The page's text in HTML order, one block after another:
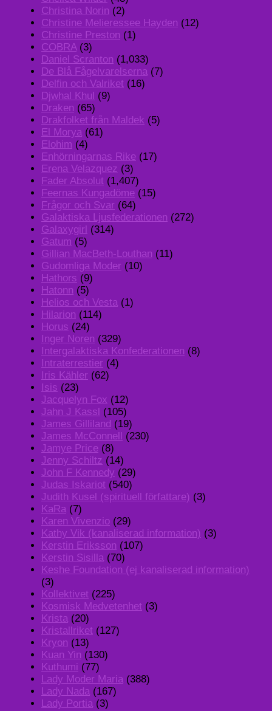
Christina Norin (2)
Christine Melieressee Hayden (12)
Christine Preston (1)
COBRA(3)
Daniel Scranton (1,033)
De Blå Fågelvarelserna (7)
Delfin och Valriket (16)
Djwhal Khul (9)
Draken (65)
Drakfolket från Maldek (5)
El Morya (61)
Elohim (4)
Enhörningarnas Rike (17)
Erena Velazquez (3)
Fader Absolut (1,407)
Feernas Kungadöme (15)
Frågor och Svar (64)
Galaktiska Ljusfederationen (272)
Galaxygirl (314)
Gatum (5)
Gillian MacBeth-Louthan (11)
Gudomliga Moder (10)
Hathors (9)
Hatonn (5)
Helios och Vesta (1)
Hilarion (114)
Horus (24)
Inger Noren (329)
Intergalaktiska Konfederationen (8)
Intraterrestier (4)
Iris Kähler (62)
Isis (23)
Jacquelyn Fox (12)
Jahn J Kassl (105)
James Gilliland (19)
James McConnell (230)
Jamye Price (8)
Jenny Schiltz (14)
John F Kennedy (29)
Judas Iskariot (540)
Judith Kusel (spirituell författare) (3)
KaRa (7)
Karen Vivenzio (29)
Kathy Vik (kanaliserad information) (3)
Kerstin Eriksson (107)
Kerstin Sisilla (70)
Keshe Foundation (ej kanaliserad information)
(3)
Kollektivet (225)
Kosmisk Medvetenhet (3)
Krista (20)
Kristallriket (127)
Kryon (13)
Kuan Yin (130)
Kuthumi (77)
Lady Moder Maria (388)
Lady Nada (167)
Lady Portia (3)